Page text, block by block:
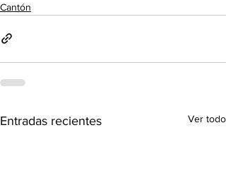
Cantón
Entradas recientes Ver todo